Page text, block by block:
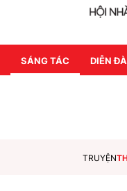
SÁNG TÁC DIỄN
TRUYỆN